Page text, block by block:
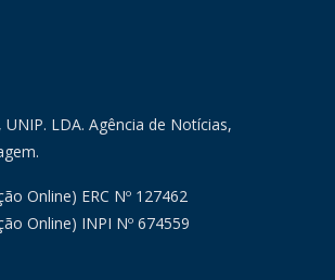
UNIP. LDA. Agência de Notícias,
Online) ERC Nº 127462
Online) INPI Nº 674559